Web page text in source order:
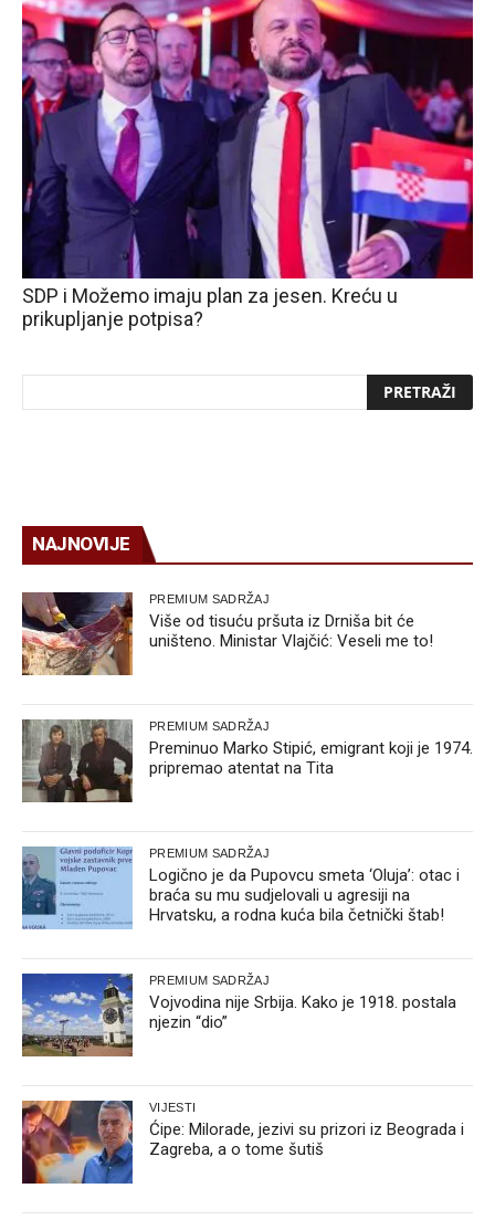
SDP i Možemo imaju plan za jesen. Kreću u
prikupljanje potpisa?
NAJNOVIJE
PREMIUM SADRŽAJ
Više od tisuću pršuta iz Drniša bit će
uništeno. Ministar Vlajčić: Veseli me to!
PREMIUM SADRŽAJ
Preminuo Marko Stipić, emigrant koji je 1974.
pripremao atentat na Tita
PREMIUM SADRŽAJ
Logično je da Pupovcu smeta ‘Oluja’: otac i
braća su mu sudjelovali u agresiji na
Hrvatsku, a rodna kuća bila četnički štab!
PREMIUM SADRŽAJ
Vojvodina nije Srbija. Kako je 1918. postala
njezin “dio”
VIJESTI
Ćipe: Milorade, jezivi su prizori iz Beograda i
Zagreba, a o tome šutiš